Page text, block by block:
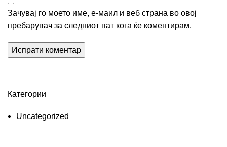
Зачувај го моето име, е-маил и веб страна во овој
пребарувач за следниот пат кога ќе коментирам.
Категории
Uncategorized